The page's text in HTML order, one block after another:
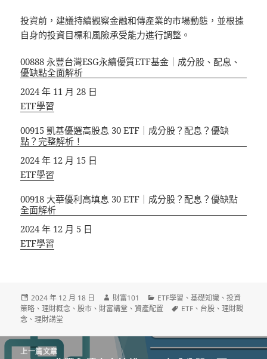
投資前，建議持續觀察金融和傳產業的市場動態，並根據
自身的投資目標和風險承受能力進行調整。
00888 永豐台灣ESG永續優質ETF基金｜成分股、配息、
優缺點全面解析
日期
2024 年 11 月 28 日
關於
ETF學習
00915 凱基優選高股息 30 ETF｜成分股？配息？優缺
點？完整解析！
日期
2024 年 12 月 15 日
關於
ETF學習
00918 大華優利高填息 30 ETF｜成分股？配息？優缺點
全面解析
日期
2024 年 12 月 5 日
關於
ETF學習
發
佈
日
2024 年 12 月 18 日
作
者
財富101
分
類
ETF學習 、基礎知識 、投資
策略 、理財概念 、股市 、 財富講堂 、資產配置
標
ETF 、 台股 、理財觀
念 、理財講堂
文
上一篇文章